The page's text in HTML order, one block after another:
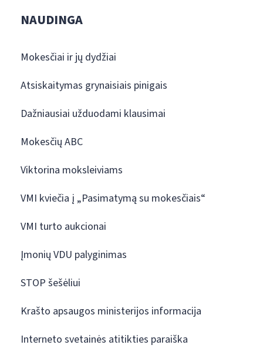
NAUDINGA
Mokesčiai ir jų dydžiai
Atsiskaitymas grynaisiais pinigais
Dažniausiai užduodami klausimai
Mokesčių ABC
Viktorina moksleiviams
VMI kviečia į „Pasimatymą su mokesčiais“
VMI turto aukcionai
Įmonių VDU palyginimas
STOP šešėliui
Krašto apsaugos ministerijos informacija
Interneto svetainės atitikties paraiška